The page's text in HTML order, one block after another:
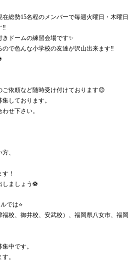
在総勢15名程のメンバーで毎週火曜日・木曜日
‼️
ドームの練習会場です✨
で色んな小学校の友達が沢山出来ます‼️
依頼など随時受け付けております😊
しております。
せ下さい。
、
！
ましょう⚽️
では⭐️
校、御井校、安武校）、福岡県八女市、福岡
中です。
。